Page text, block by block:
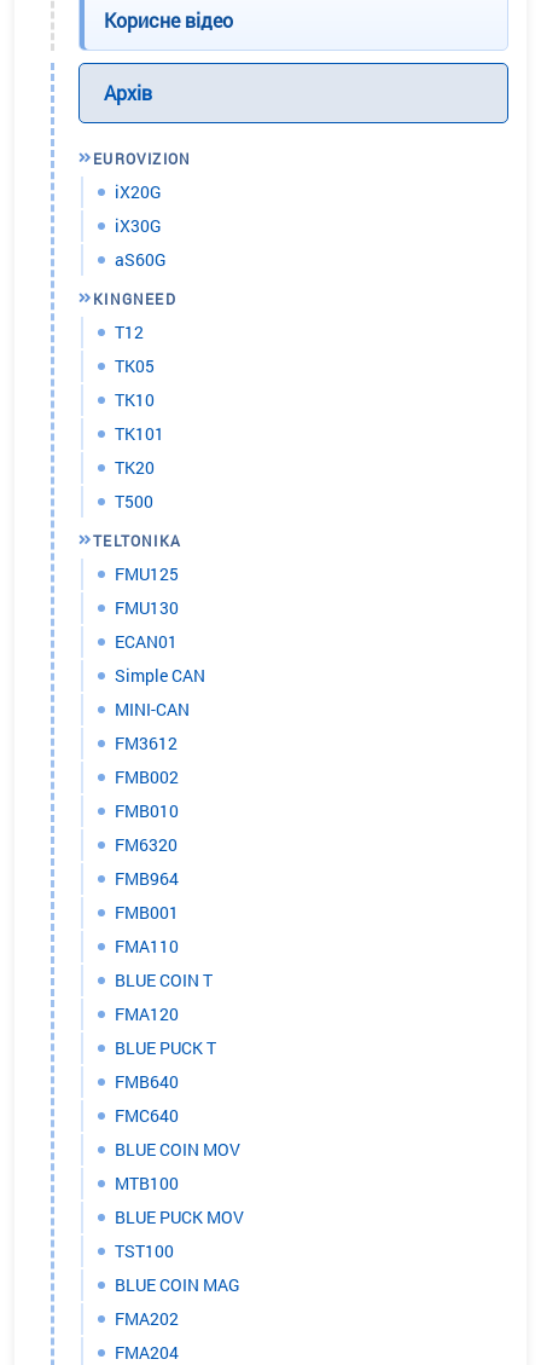
Корисне відео
Архів
EUROVIZION
iX20G
iX30G
aS60G
KINGNEED
T12
TK05
TK10
TK101
TK20
Т500
TELTONIKA
FMU125
FMU130
ECAN01
Simple CAN
MINI-CAN
FM3612
FMB002
FMB010
FM6320
FMB964
FMB001
FMA110
BLUE COIN T
FMA120
BLUE PUCK T
FMB640
FMC640
BLUE COIN MOV
MTB100
BLUE PUCK MOV
TST100
BLUE COIN MAG
FMA202
FMA204